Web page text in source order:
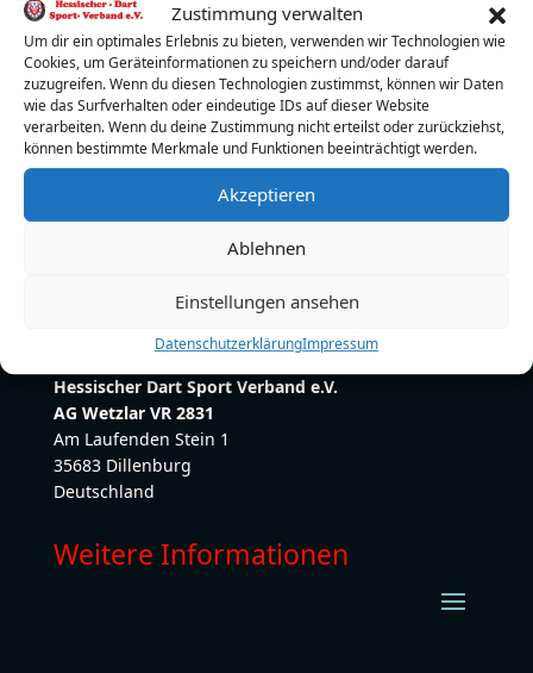
Zustimmung verwalten
Um dir ein optimales Erlebnis zu bieten, verwenden wir Technologien wie
Cookies, um Geräteinformationen zu speichern und/oder darauf
zuzugreifen. Wenn du diesen Technologien zustimmst, können wir Daten
wie das Surfverhalten oder eindeutige IDs auf dieser Website
verarbeiten. Wenn du deine Zustimmung nicht erteilst oder zurückziehst,
können bestimmte Merkmale und Funktionen beeinträchtigt werden.
Akzeptieren
Ablehnen
Einstellungen ansehen
DatenschutzerklärungImpressum
Donnerstag (jeden)
Turnierbeginn: 20:00 Uhr
Turnierleiter:Thomas Immel
Telefon:0178/2125550
E-Mail: immel-schuy-druck@t-online.de
Hessischer Dart Sport Verband e.V.
AG Wetzlar VR 2831
Am Laufenden Stein 1
35683 Dillenburg
Deutschland
Weitere Informationen